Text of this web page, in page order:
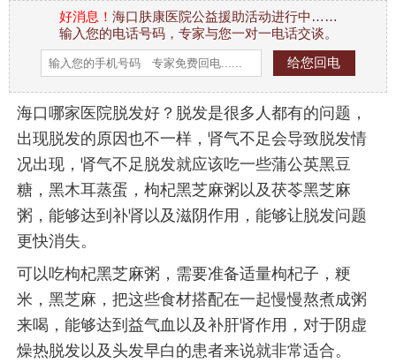
好消息！ 海口肤康医院公益援助活动进行中……
输入您的电话号码，专家与您一对一电话交谈。
海口哪家医院脱发好？脱发是很多人都有的问题，
出现脱发的原因也不一样，肾气不足会导致脱发情
况出现，肾气不足脱发就应该吃一些蒲公英黑豆
糖，黑木耳蒸蛋，枸杞黑芝麻粥以及茯苓黑芝麻
粥，能够达到补肾以及滋阴作用，能够让脱发问题
更快消失。
可以吃枸杞黑芝麻粥，需要准备适量枸杞子，粳
米，黑芝麻，把这些食材搭配在一起慢慢熬煮成粥
来喝，能够达到益气血以及补肝肾作用，对于阴虚
燥热脱发以及头发早白的患者来说就非常适合。